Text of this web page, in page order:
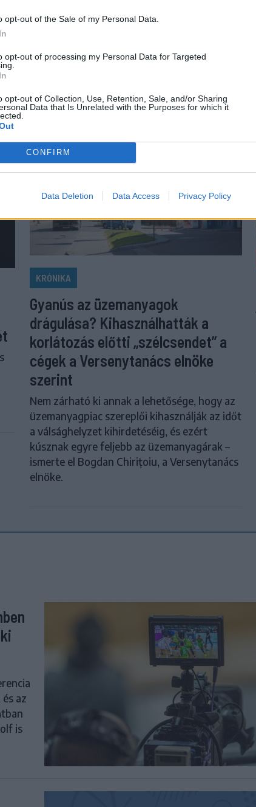
opt-out of the Sale of my Personal Data.
opt-out of processing my Personal Data for Targeted
opt-out of Collection, Use, Retention, Sale, and/or Sharing
Data that Is Unrelated with the Purposes for which it
CONFIRM
Data Deletion Data Access Privacy Policy
futballozott.
KRÓNIKA
Gyanús az üzemanyagok
drágulása? Kihasználhatták a
korlátozás előtti „szélcsendet” a
cégek a Versenytanács elnöke
szerint
Nem zárható ki annak a lehetősége, hogy az
üzemanyagpiac szereplői kihasználják az időt
a válsághelyzet kihirdetéséig, és ezért
kúsznak egyre feljebb az üzemanyagárak –
ismerte el Bogdan Chirițoiu, a Versenytanács
elnöke.
az
is